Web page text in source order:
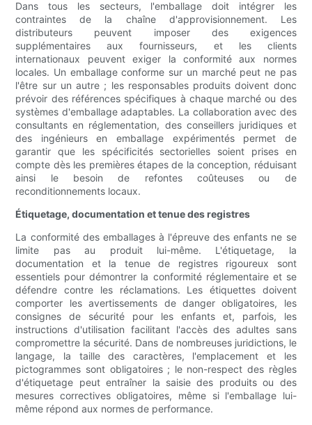
Dans tous les secteurs, l'emballage doit intégrer les
contraintes de la chaîne d'approvisionnement. Les
distributeurs peuvent imposer des exigences
supplémentaires aux fournisseurs, et les clients
internationaux peuvent exiger la conformité aux normes
locales. Un emballage conforme sur un marché peut ne pas
l'être sur un autre ; les responsables produits doivent donc
prévoir des références spécifiques à chaque marché ou des
systèmes d'emballage adaptables. La collaboration avec des
consultants en réglementation, des conseillers juridiques et
des ingénieurs en emballage expérimentés permet de
garantir que les spécificités sectorielles soient prises en
compte dès les premières étapes de la conception, réduisant
ainsi le besoin de refontes coûteuses ou de
reconditionnements locaux.
Étiquetage, documentation et tenue des registres
La conformité des emballages à l'épreuve des enfants ne se
limite pas au produit lui-même. L'étiquetage, la
documentation et la tenue de registres rigoureux sont
essentiels pour démontrer la conformité réglementaire et se
défendre contre les réclamations. Les étiquettes doivent
comporter les avertissements de danger obligatoires, les
consignes de sécurité pour les enfants et, parfois, les
instructions d'utilisation facilitant l'accès des adultes sans
compromettre la sécurité. Dans de nombreuses juridictions, le
langage, la taille des caractères, l'emplacement et les
pictogrammes sont obligatoires ; le non-respect des règles
d'étiquetage peut entraîner la saisie des produits ou des
mesures correctives obligatoires, même si l'emballage lui-
même répond aux normes de performance.